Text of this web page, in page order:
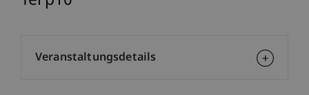
Veranstaltungsdetails